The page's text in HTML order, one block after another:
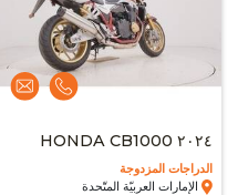
٢٠٢٤ HONDA CB1000
الدراجات المزدوجة
الإمارات العربيّة المتّحدة